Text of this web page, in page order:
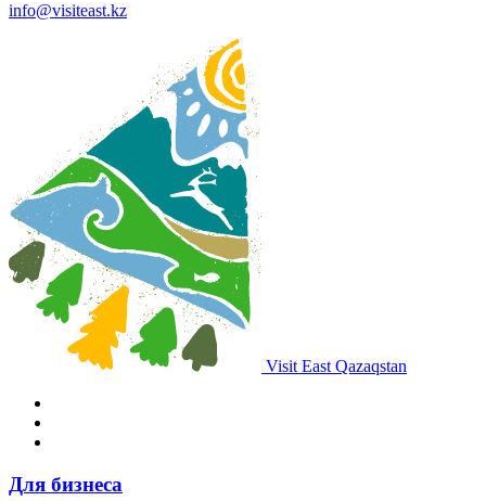
info@visiteast.kz
Visit East Qazaqstan
Для бизнеса